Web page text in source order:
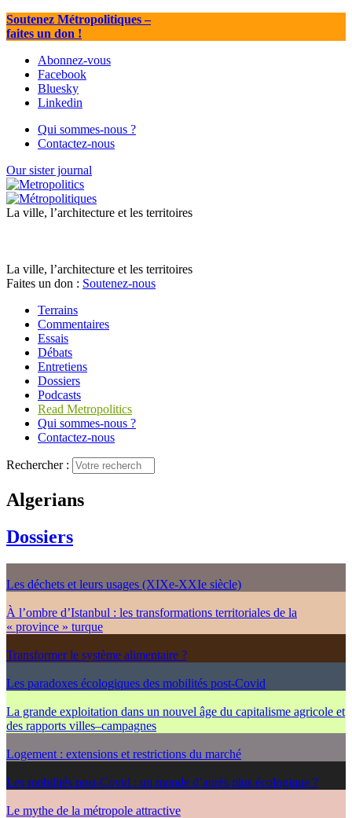
Soutenez Métropolitiques–
faites un don !
Abonnez-vous
Facebook
Bluesky
Linkedin
Qui sommes-nous ?
Contactez-nous
Our sister journal
La ville, l’architecture et les territoires
La ville, l’architecture et les territoires
Faites un don : Soutenez-nous
Terrains
Commentaires
Essais
Débats
Entretiens
Dossiers
Podcasts
Read Metropolitics
Qui sommes-nous ?
Contactez-nous
Rechercher :
Algerians
Dossiers
Les déchets et leurs usages (XIXe-XXIe siècle)
À l’ombre d’Istanbul : les transformations territoriales de la
« province » turque
Transformer le système alimentaire ?
Les paradoxes écologiques des mobilités post-Covid
La grande exploitation dans un nouvel âge du capitalisme agricole et
des rapports villes–campagnes
Logement : extensions et restrictions du marché
Les mobilités post-Covid : un monde d’après plus écologique ?
Le mythe de la métropole attractive